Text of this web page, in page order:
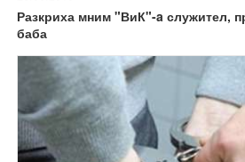
Разкриха мним "ВиК"-a служител,
баба